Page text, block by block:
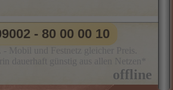
- 80 00 00 10